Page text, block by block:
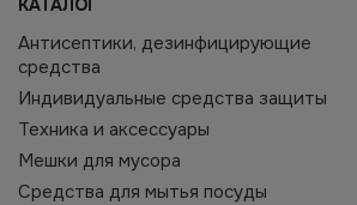
КАТАЛОГ
Антисептики, дезинфицирующие
средства
Индивидуальные средства защиты
Техника и аксессуары
Мешки для мусора
Средства для мытья посуды